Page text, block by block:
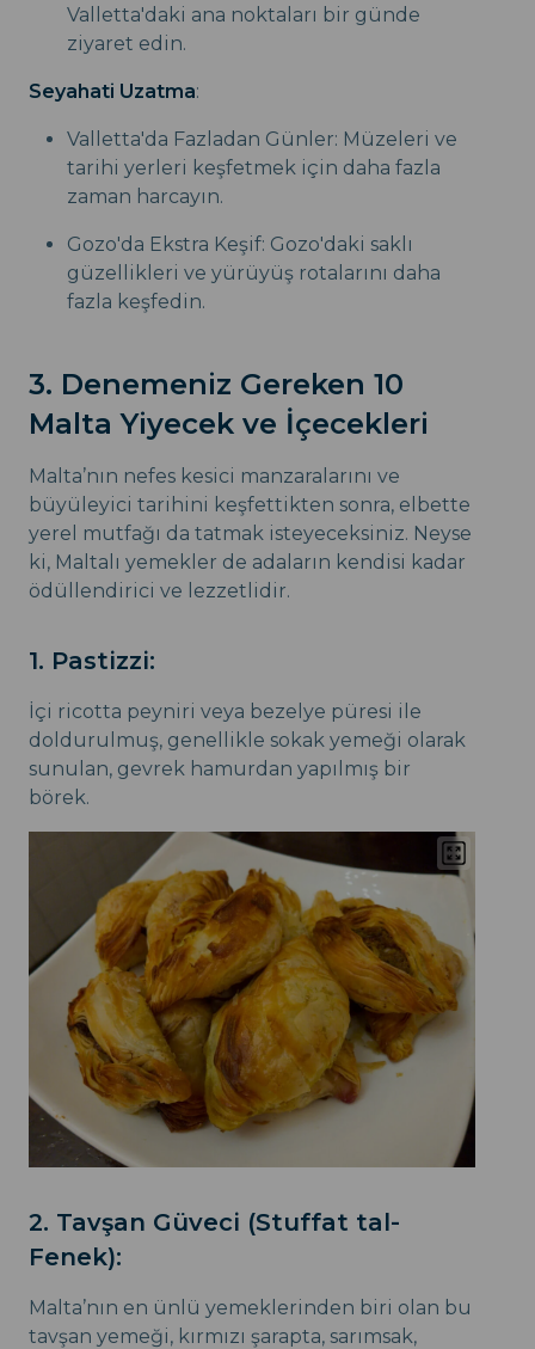
Valletta'daki ana noktaları bir günde
ziyaret edin.
Seyahati Uzatma:
Valletta'da Fazladan Günler: Müzeleri ve
tarihi yerleri keşfetmek için daha fazla
zaman harcayın.
Gozo'da Ekstra Keşif: Gozo'daki saklı
güzellikleri ve yürüyüş rotalarını daha
fazla keşfedin.
3. Denemeniz Gereken 10
Malta Yiyecek ve İçecekleri
Malta’nın nefes kesici manzaralarını ve
büyüleyici tarihini keşfettikten sonra, elbette
yerel mutfağı da tatmak isteyeceksiniz. Neyse
ki, Maltalı yemekler de adaların kendisi kadar
ödüllendirici ve lezzetlidir.
1. Pastizzi:
İçi ricotta peyniri veya bezelye püresi ile
doldurulmuş, genellikle sokak yemeği olarak
sunulan, gevrek hamurdan yapılmış bir
börek.
2. Tavşan Güveci (Stuffat tal-
Fenek):
Malta’nın en ünlü yemeklerinden biri olan bu
tavşan yemeği, kırmızı şarapta, sarımsak,